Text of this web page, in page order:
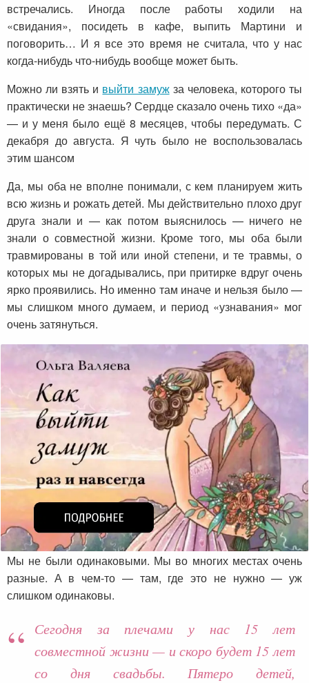
встречались. Иногда после работы ходили на
«свидания», посидеть в кафе, выпить Мартини и
поговорить… И я все это время не считала, что у нас
когда-нибудь что-нибудь вообще может быть.
Можно ли взять и выйти замужза человека, которого ты
практически не знаешь? Сердце сказало очень тихо «да»
— и у меня было ещё 8 месяцев, чтобы передумать. С
декабря до августа. Я чуть было не воспользовалась
этим шансом
Да, мы оба не вполне понимали, с кем планируем жить
всю жизнь и рожать детей. Мы действительно плохо друг
друга знали и — как потом выяснилось — ничего не
знали о совместной жизни. Кроме того, мы оба были
травмированы в той или иной степени, и те травмы, о
которых мы не догадывались, при притирке вдруг очень
ярко проявились. Но именно там иначе и нельзя было —
мы слишком много думаем, и период «узнавания» мог
очень затянуться.
Мы не были одинаковыми. Мы во многих местах очень
разные. А в чем-то — там, где это не нужно — уж
слишком одинаковы.
Сегодня за плечами у нас 15 лет
совместной жизни — и скоро будет 15 лет
со дня свадьбы. Пятеро детей,